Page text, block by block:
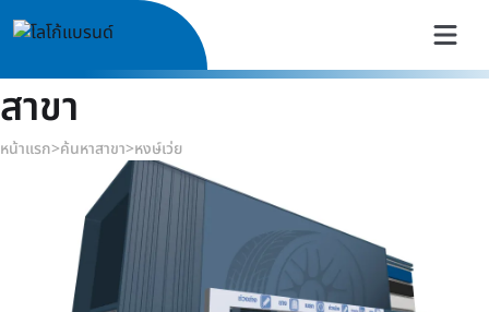
สาขา
หน้าแรก>ค้นหาสาขา>หงษ์เว่ย